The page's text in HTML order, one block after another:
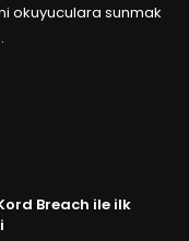
okuyuculara sunmak
Breach ile ilk